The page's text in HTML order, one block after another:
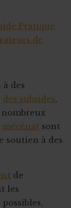
Pratique
de
à des
des subsides,
nombreux
mécénat sont
soutien à des
de
les